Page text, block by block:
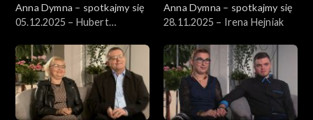
Anna Dymna – spotkajmy się
05.12.2025 – Hubert
Anna Dymna – spotkajmy się
28.11.2025 – Irena Hejniak